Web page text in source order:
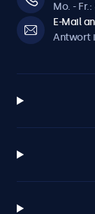
Mo. -
E-Mail
Antwort